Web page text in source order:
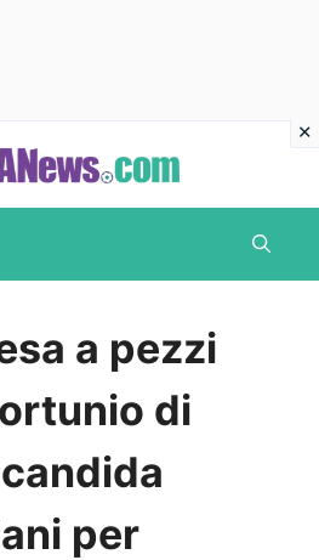
a pezzi
di
per